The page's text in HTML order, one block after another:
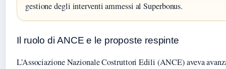
gestione degli interventi ammessi al Superbonus.
Il ruolo di ANCE e le proposte respinte
L’Associazione Nazionale Costruttori Edili (ANCE) aveva